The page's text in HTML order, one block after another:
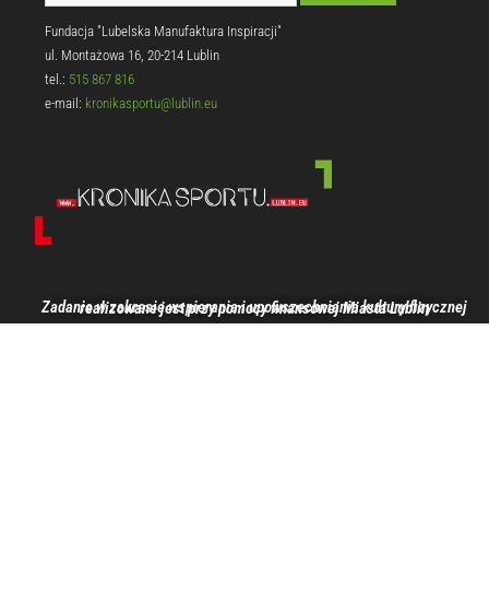
Fundacja "Lubelska Manufaktura Inspiracji"
ul. Montażowa 16, 20-214 Lublin
tel.: 515 867 816
e-mail: kronikasportu@lublin.eu
Zadanie w zakresie wspierania i upowszechniania kultury fizycznej realizowane jest przy pomocy finansowej Miasta Lublin